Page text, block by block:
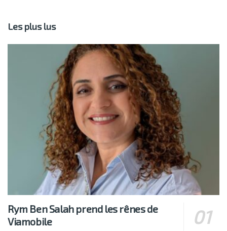
Les plus lus
Rym Ben Salah prend les rênes de
Viamobile